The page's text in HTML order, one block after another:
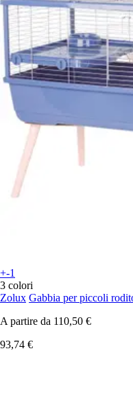
+-1
3 colori
Zolux Gabbia per piccoli
A partire da 110,50 €
93,74 €